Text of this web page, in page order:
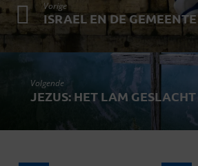
Vorige
ISRAEL EN DE GEMEENTE
Volgende
JEZUS: HET LAM GESLACHT